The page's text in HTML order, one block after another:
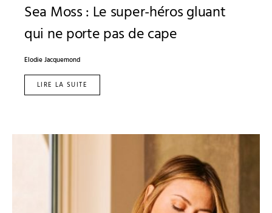
Sea Moss : Le super-héros gluant
qui ne porte pas de cape
Elodie Jacquemond
LIRE LA SUITE